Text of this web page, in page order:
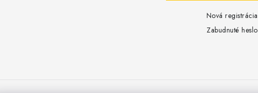
Nová registrácia
Zabudnuté heslo